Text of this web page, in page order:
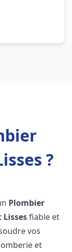
?
Plombier
Lissesfiable et
vos
et